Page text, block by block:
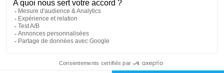
Gmt (Fre/Eng)
1 an